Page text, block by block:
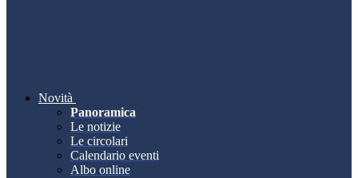
Novità
Panoramica
Le notizie
Le circolari
Calendario eventi
Albo online